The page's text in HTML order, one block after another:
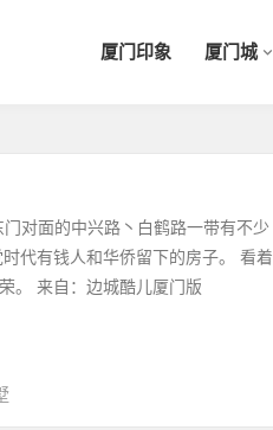
厦门印象 厦门城
门对面的中兴路丶白鹤路一带有不少
代有钱人和华侨留下的房子。 看着
。 来自：边城酷儿厦门版